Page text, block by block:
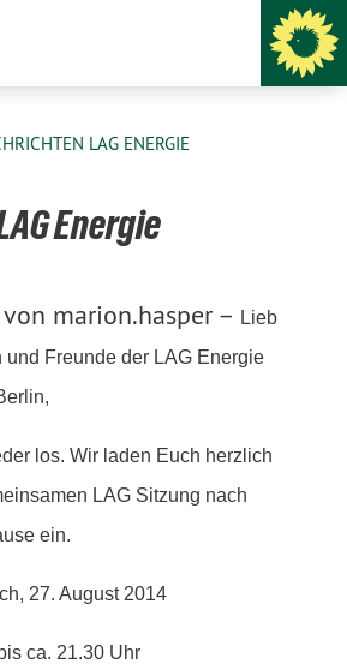
LAG ENERGIE
Energie
von marion.hasper – Lieb
und Freunde der LAG Energie
los. Wir laden Euch herzlich
LAG Sitzung nach
ein.
27. August 2014
ca. 21.30 Uhr